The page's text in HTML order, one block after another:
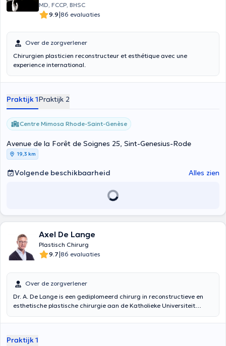
MD, FCCP, BHSC
9.9|86 evaluaties
Over de zorgverlener
Chirurgien plasticien reconstructeur et esthétique avec une
experience international.
Praktijk 1Praktijk 2
Centre Mimosa Rhode-Saint-Genèse
Avenue de la Forêt de Soignes 25, Sint-Genesius-Rode
19,3 km
Volgende beschikbaarheid Alles zien
Axel De Lange
Plastisch Chirurg
9.7|86 evaluaties
Over de zorgverlener
Dr. A. De Lange is een gediplomeerd chirurg in reconstructieve en
esthetische plastische chirurgie aan de Katholieke Universiteit
huidkanker en postbariatrische chirurgie. Hij beoefent ook
neuscorrectie maakt geen deel uit van de activiteiten. Hij heet u
Praktijk 1